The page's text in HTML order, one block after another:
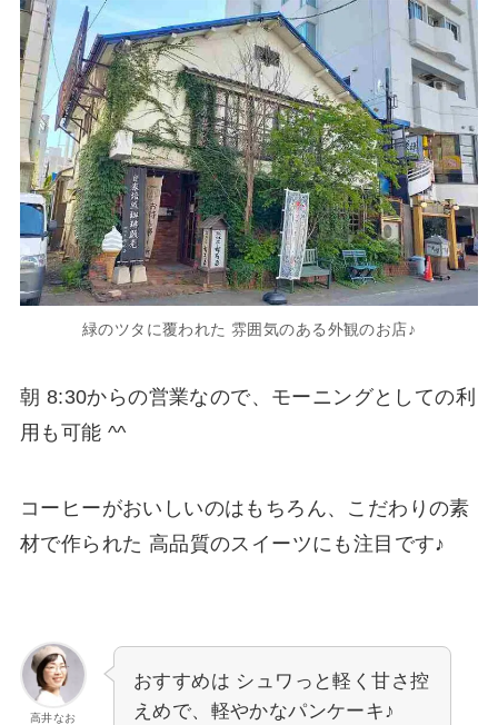
緑のツタに覆われた 雰囲気のある外観のお店♪
朝 8:30からの営業なので、モーニングとしての利
用も可能 ^^
コーヒーがおいしいのはもちろん、こだわりの素
材で作られた 高品質のスイーツにも注目です♪
高井なお
おすすめは シュワっと軽く甘さ控
えめで、軽やかなパンケーキ♪